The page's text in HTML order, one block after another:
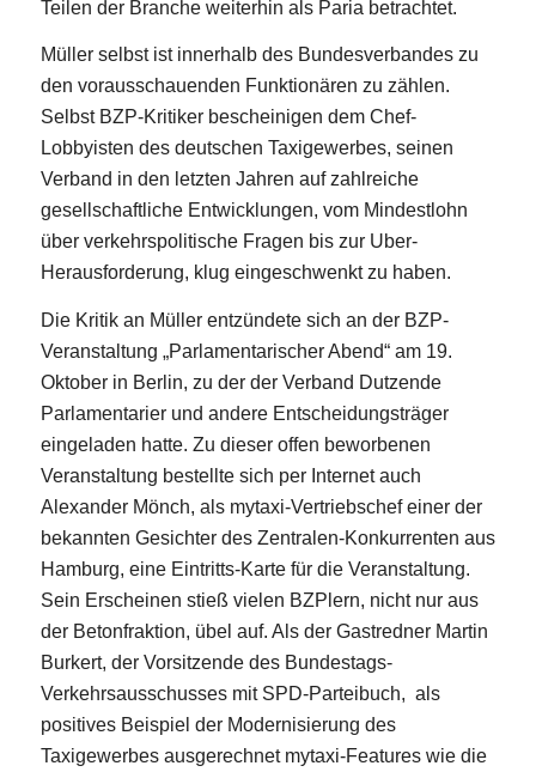
Teilen der Branche weiterhin als Paria betrachtet.
Müller selbst ist innerhalb des Bundesverbandes zu
den vorausschauenden Funktionären zu zählen.
Selbst BZP-Kritiker bescheinigen dem Chef-
Lobbyisten des deutschen Taxigewerbes, seinen
Verband in den letzten Jahren auf zahlreiche
gesellschaftliche Entwicklungen, vom Mindestlohn
über verkehrspolitische Fragen bis zur Uber-
Herausforderung, klug eingeschwenkt zu haben.
Die Kritik an Müller entzündete sich an der BZP-
Veranstaltung „Parlamentarischer Abend“ am 19.
Oktober in Berlin, zu der der Verband Dutzende
Parlamentarier und andere Entscheidungsträger
eingeladen hatte. Zu dieser offen beworbenen
Veranstaltung bestellte sich per Internet auch
Alexander Mönch, als mytaxi-Vertriebschef einer der
bekannten Gesichter des Zentralen-Konkurrenten aus
Hamburg, eine Eintritts-Karte für die Veranstaltung.
Sein Erscheinen stieß vielen BZPlern, nicht nur aus
der Betonfraktion, übel auf. Als der Gastredner Martin
Burkert, der Vorsitzende des Bundestags-
Verkehrsausschusses mit SPD-Parteibuch, als
positives Beispiel der Modernisierung des
Taxigewerbes ausgerechnet mytaxi-Features wie die